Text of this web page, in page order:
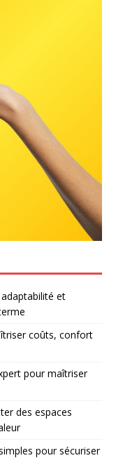
et
coûts, confort
pour maîtriser
des espaces
pour sécuriser